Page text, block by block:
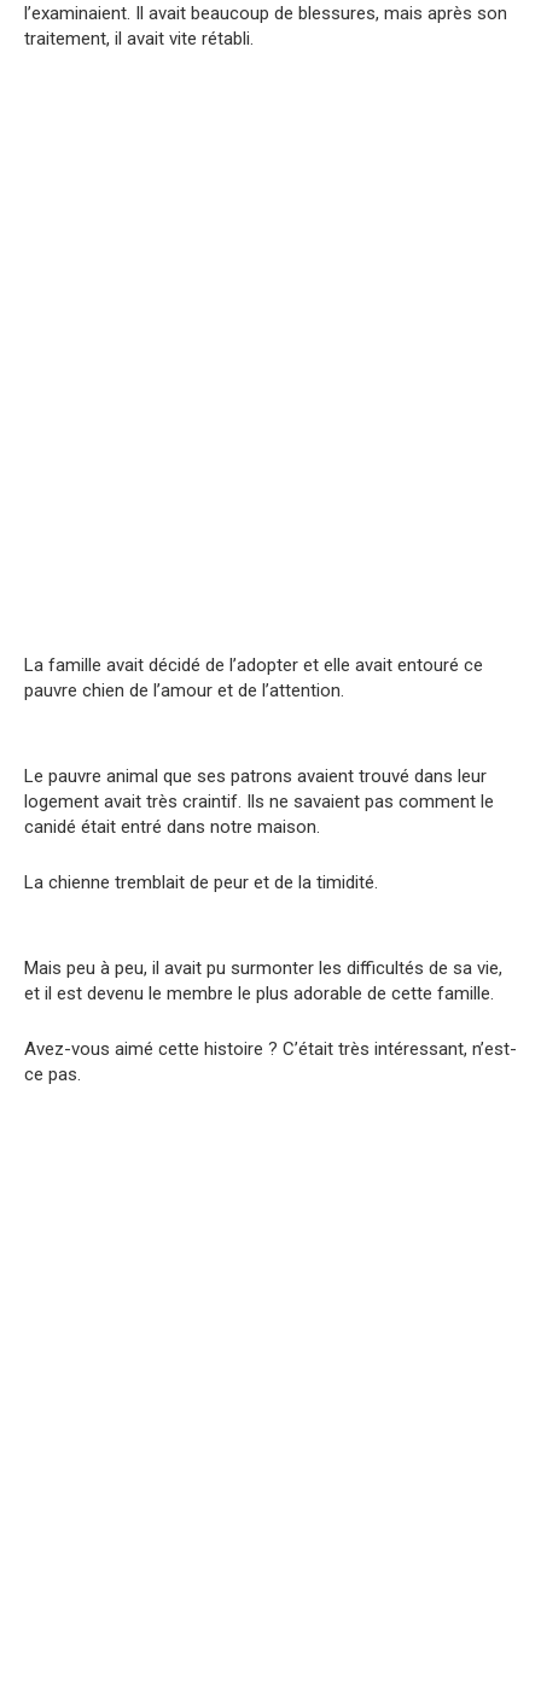
l’examinaient. Il avait beaucoup de blessures, mais après son
traitement, il avait vite rétabli.
La famille avait décidé de l’adopter et elle avait entouré ce
pauvre chien de l’amour et de l’attention.
Le pauvre animal que ses patrons avaient trouvé dans leur
logement avait très craintif. Ils ne savaient pas comment le
canidé était entré dans notre maison.
La chienne tremblait de peur et de la timidité.
Mais peu à peu, il avait pu surmonter les difficultés de sa vie,
et il est devenu le membre le plus adorable de cette famille.
Avez-vous aimé cette histoire ? C’était très intéressant, n’est-
ce pas.